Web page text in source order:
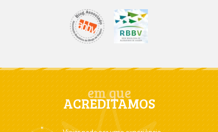
em que
ACREDITAMOS